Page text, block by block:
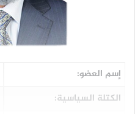
إسم العضو:
الكتلة السياسية: